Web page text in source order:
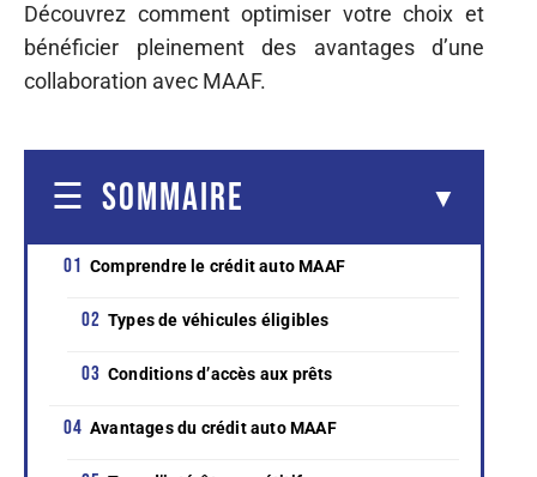
Découvrez comment optimiser votre choix et
bénéficier pleinement des avantages d’une
collaboration avec MAAF.
SOMMAIRE
Comprendre le crédit auto MAAF
Types de véhicules éligibles
Conditions d’accès aux prêts
Avantages du crédit auto MAAF